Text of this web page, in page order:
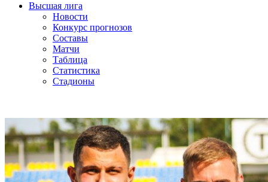
Высшая лига
Новости
Конкурс прогнозов
Составы
Матчи
Таблица
Статистика
Стадионы